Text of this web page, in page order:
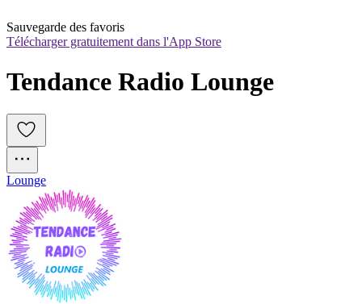
Sauvegarde des favoris
Télécharger gratuitement dans l'App Store
Tendance Radio Lounge
Lounge